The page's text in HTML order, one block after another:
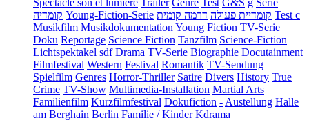
קומדיה Young-Fiction-Serie קומדיית פעולה דרמה קומית
Test c
Musikfilm Musikdokumentation Young Fiction TV-Serie
Doku Reportage Science Fiction Tanzfilm Science-Fiction
Lichtspektakel sdf Drama TV-Serie Biographie Docutainment
Filmfestival Western Festival Romantik TV-Sendung
Spielfilm Genres Horror-Thriller Satire Divers History True
Crime TV-Show Multimedia-Installation Martial Arts
Familienfilm Kurzfilmfestival Dokufiction - Austellung Halle
am Berghain Berlin Familie / Kinder Kdrama